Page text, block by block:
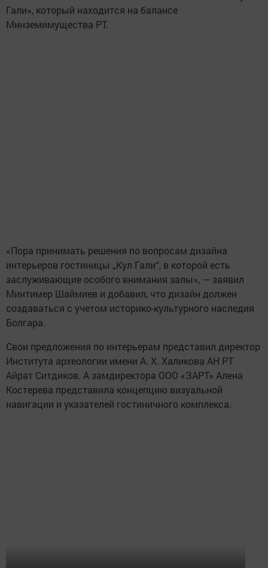
Гали», который находится на балансе
Минземимущества РТ.
«Пора принимать решения по вопросам дизайна
интерьеров гостиницы „Кул Гали“, в которой есть
заслуживающие особого внимания залы», — заявил
Минтимер Шаймиев и добавил, что дизайн должен
создаваться с учетом историко-культурного наследия
Болгара.
Свои предложения по интерьерам представил директор
Института археологии имени А. Х. Халикова АН РТ
Айрат Ситдиков. А замдиректора ООО «ЗАРТ» Алена
Костерева представила концепцию визуальной
навигации и указателей гостиничного комплекса.